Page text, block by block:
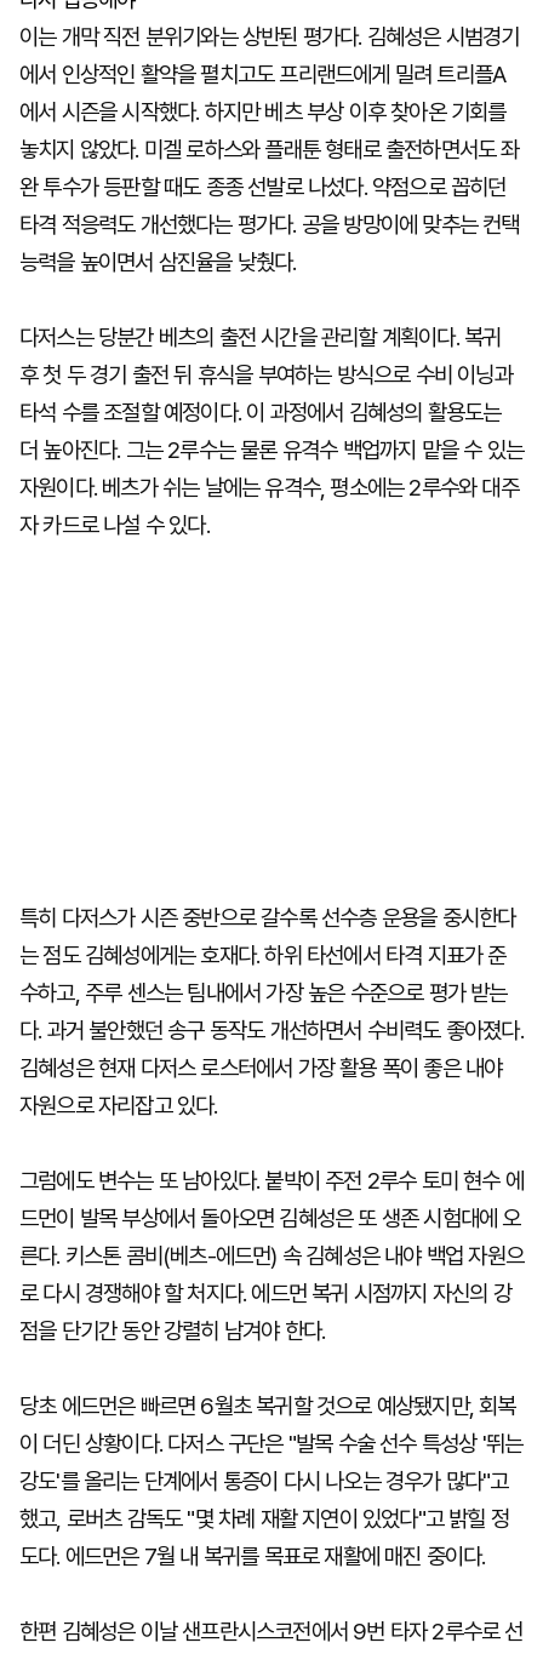
이는 개막 직전 분위기와는 상반된 평가다. 김혜성은 시범경기
에서 인상적인 활약을 펼치고도 프리랜드에게 밀려 트리플A
에서 시즌을 시작했다. 하지만 베츠 부상 이후 찾아온 기회를
놓치지 않았다. 미겔 로하스와 플래툰 형태로 출전하면서도 좌
완 투수가 등판할 때도 종종 선발로 나섰다. 약점으로 꼽히던
타격 적응력도 개선했다는 평가다. 공을 방망이에 맞추는 컨택
능력을 높이면서 삼진율을 낮췄다.
다저스는 당분간 베츠의 출전 시간을 관리할 계획이다. 복귀
후 첫 두 경기 출전 뒤 휴식을 부여하는 방식으로 수비 이닝과
타석 수를 조절할 예정이다. 이 과정에서 김혜성의 활용도는
더 높아진다. 그는 2루수는 물론 유격수 백업까지 맡을 수 있는
자원이다. 베츠가 쉬는 날에는 유격수, 평소에는 2루수와 대주
자 카드로 나설 수 있다.
특히 다저스가 시즌 중반으로 갈수록 선수층 운용을 중시한다
는 점도 김혜성에게는 호재다. 하위 타선에서 타격 지표가 준
수하고, 주루 센스는 팀내에서 가장 높은 수준으로 평가 받는
다. 과거 불안했던 송구 동작도 개선하면서 수비력도 좋아졌다.
김혜성은 현재 다저스 로스터에서 가장 활용 폭이 좋은 내야
자원으로 자리잡고 있다.
그럼에도 변수는 또 남아있다. 붙박이 주전 2루수 토미 현수 에
드먼이 발목 부상에서 돌아오면 김혜성은 또 생존 시험대에 오
른다. 키스톤 콤비(베츠-에드먼) 속 김혜성은 내야 백업 자원으
로 다시 경쟁해야 할 처지다. 에드먼 복귀 시점까지 자신의 강
점을 단기간 동안 강렬히 남겨야 한다.
당초 에드먼은 빠르면 6월초 복귀할 것으로 예상됐지만, 회복
이 더딘 상황이다. 다저스 구단은 "발목 수술 선수 특성상 '뛰는
강도'를 올리는 단계에서 통증이 다시 나오는 경우가 많다"고
했고, 로버츠 감독도 "몇 차례 재활 지연이 있었다"고 밝힐 정
도다. 에드먼은 7월 내 복귀를 목표로 재활에 매진 중이다.
한편 김혜성은 이날 샌프란시스코전에서 9번 타자 2루수로 선